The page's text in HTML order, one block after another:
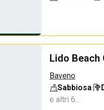
Lido Beach
Baveno
Sabbiosa·
e altri 6…